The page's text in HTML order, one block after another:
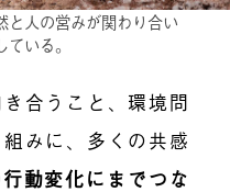
と人の営みが関わり合い
いる。
合うこと、環境問
みに、多くの共感
動変化にまでつな